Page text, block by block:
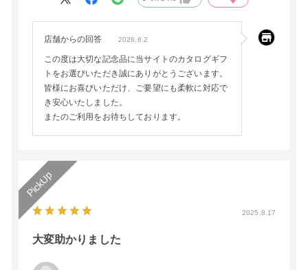
店舗からの回答 2026.6.2
この度は大切な記念品に当サイトのカタログギフ
トをお選びいただき誠にありがとうございます。
皆様にお喜びいただけ、ご要望にも柔軟に対応で
き安心いたしました。
またのご利用をお待ちしております。
2025.8.17
大変助かりました